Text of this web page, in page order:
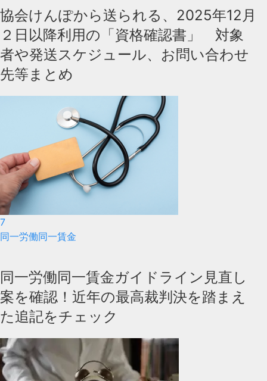
協会けんぽから送られる、2025年12月
２日以降利用の「資格確認書」 対象
者や発送スケジュール、お問い合わせ
先等まとめ
7
同一労働同一賃金
同一労働同一賃金ガイドライン見直し
案を確認！近年の最高裁判決を踏まえ
た追記をチェック